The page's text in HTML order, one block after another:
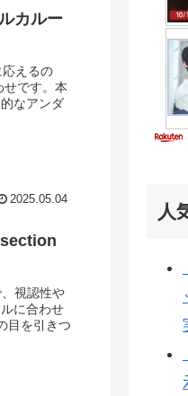
カルー
えるの
せです。本
なアンダ
2025.05.04
視認性や
に合わせ
目を引きつ
人